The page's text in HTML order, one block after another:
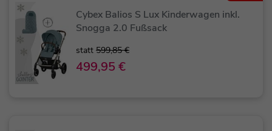
Cybex Balios S Lux Kinderwagen inkl.
Snogga 2.0 Fußsack
statt 599,85 €
499,95 €